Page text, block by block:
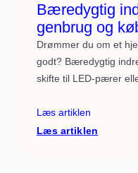
Bæredygtig
genbrug og
Drømmer du om et
godt? Bæredygtig
skifte til LED-pærer
Læs artiklen
Læs artiklen